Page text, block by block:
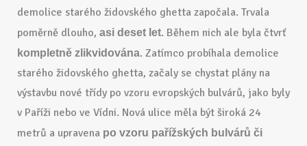
demolice starého židovského ghetta započala. Trvala
poměrně dlouho, asi deset let. Během nich ale byla čtvrť
kompletně zlikvidována. Zatímco probíhala demolice
starého židovského ghetta, začaly se chystat plány na
výstavbu nové třídy po vzoru evropských bulvárů, jako byly
v Paříži nebo ve Vídni. Nová ulice měla být široká 24
metrů a upravena po vzoru pařížských bulvárů či